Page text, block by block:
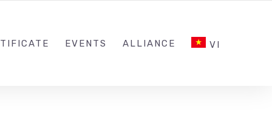
EVENTS ALLIANCE VI